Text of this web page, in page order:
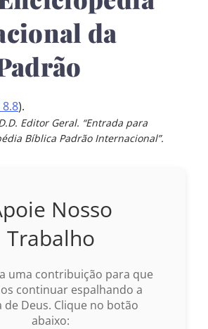
da
).
Editor Geral. “Entrada para
Bíblica Padrão Internacional”.
Nosso
Trabalho
uma contribuição para que
continuar espalhando a
de Deus. Clique no botão
abaixo: